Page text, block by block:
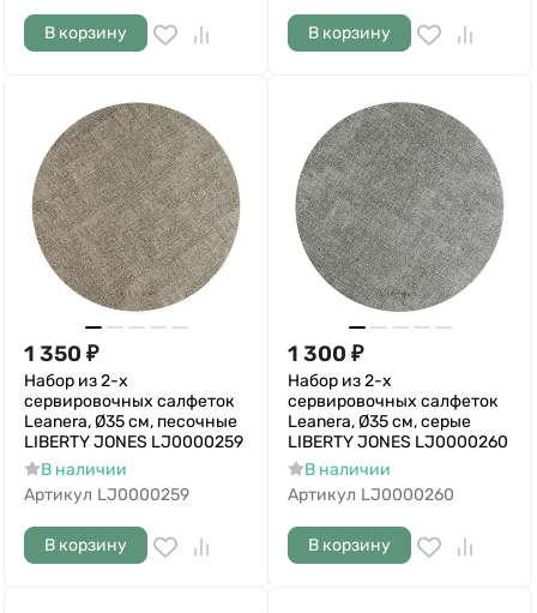
В корзину В корзину
1 350 ₽
Набор из 2-х
сервировочных салфеток
Leanera, Ø35 см, песочные
LIBERTY JONES LJ0000259
В наличии
Артикул LJ0000259
В корзину
1 300 ₽
Набор из 2-х
сервировочных салфеток
Leanera, Ø35 см, серые
LIBERTY JONES LJ0000260
В наличии
Артикул LJ0000260
В корзину